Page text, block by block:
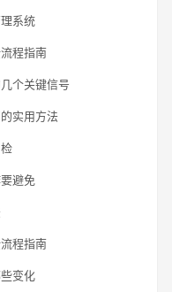
系统
程指南
个关键信号
实用方法
避免
程指南
变化